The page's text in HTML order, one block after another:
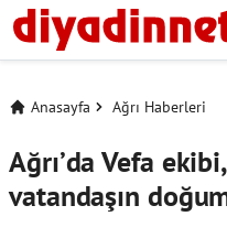
Anasayfa Ağrı Haberleri
Ağrı’da Vefa
vatandaşın